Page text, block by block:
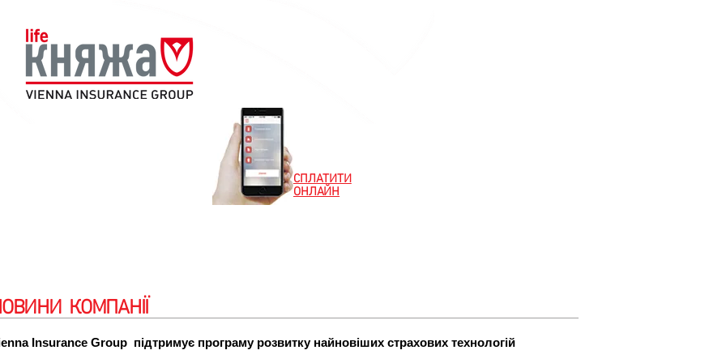
КОМПАНІЇ
Insurance Group підтримує програму розвитку найновіших страхових технологій
СПЛАТИТИ
ОНЛАЙН